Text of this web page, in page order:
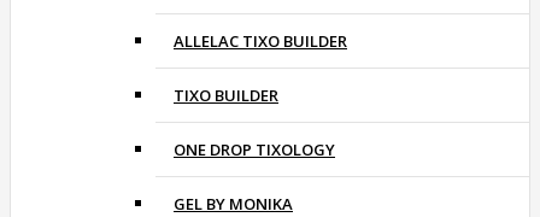
ALLELAC TIXO BUILDER
TIXO BUILDER
ONE DROP TIXOLOGY
GEL BY MONIKA